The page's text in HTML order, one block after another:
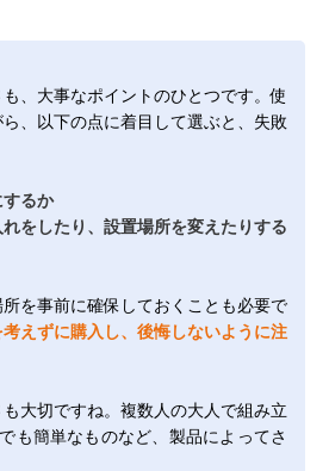
、大事なポイントのひとつです。使
、以下の点に着目して選ぶと、失敗
するか
れをしたり、設置場所を変えたりする
を事前に確保しておくことも必要で
考えずに購入し、後悔しないように注
大切ですね。複数人の大人で組み立
も簡単なものなど、製品によってさ